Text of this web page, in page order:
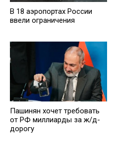
В 18 аэропортах России
ввели ограничения
Пашинян хочет требовать
от РФ миллиарды за ж/д-
дорогу